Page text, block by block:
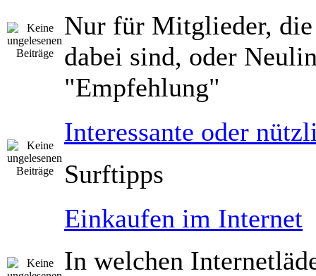
Nur für Mitglieder, die
dabei sind, oder
"Empfehlung"
Interessante oder
Surftipps
Einkaufen im Internet
In welchen